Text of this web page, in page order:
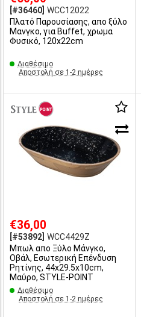
[#36460] WCC12022
Πλατό Παρουσίασης, απο ξύλο
Μανγκο, για Buffet, χρωμα
Φυσικό, 120x22cm
Διαθέσιμο
Αποστολή σε 1-2 ημέρες
€36,00
[#53892] WCC4429Z
Μπωλ απο Ξύλο Μάνγκο,
Οβάλ, Εσωτερική Επένδυση
Ρητίνης, 44x29.5x10cm,
Μαύρο, STYLE-POINT
Διαθέσιμο
Αποστολή σε 1-2 ημέρες